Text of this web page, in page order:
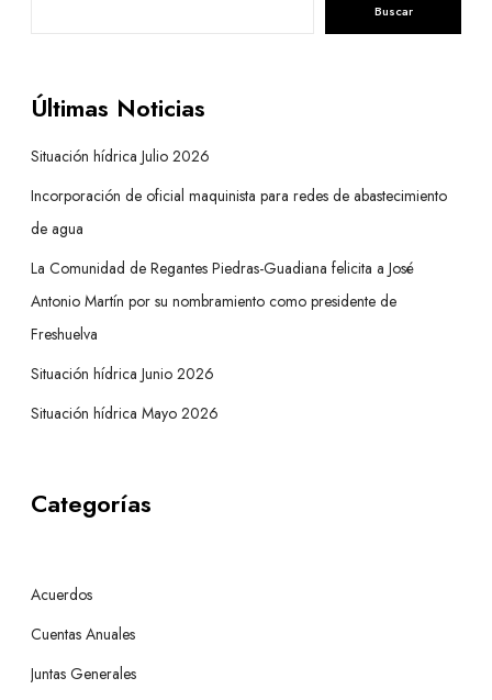
Buscar
Últimas Noticias
Situación hídrica Julio 2026
Incorporación de oficial maquinista para redes de abastecimiento
de agua
La Comunidad de Regantes Piedras-Guadiana felicita a José
Antonio Martín por su nombramiento como presidente de
Freshuelva
Situación hídrica Junio 2026
Situación hídrica Mayo 2026
Categorías
Acuerdos
Cuentas Anuales
Juntas Generales